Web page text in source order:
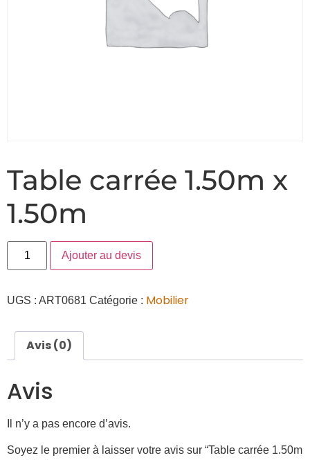
Table carrée 1.50m x
1.50m
Ajouter au devis
UGS : ART0681 Catégorie : Mobilier
Avis (0)
Avis
Il n’y a pas encore d’avis.
Soyez le premier à laisser votre avis sur “Table carrée 1.50m